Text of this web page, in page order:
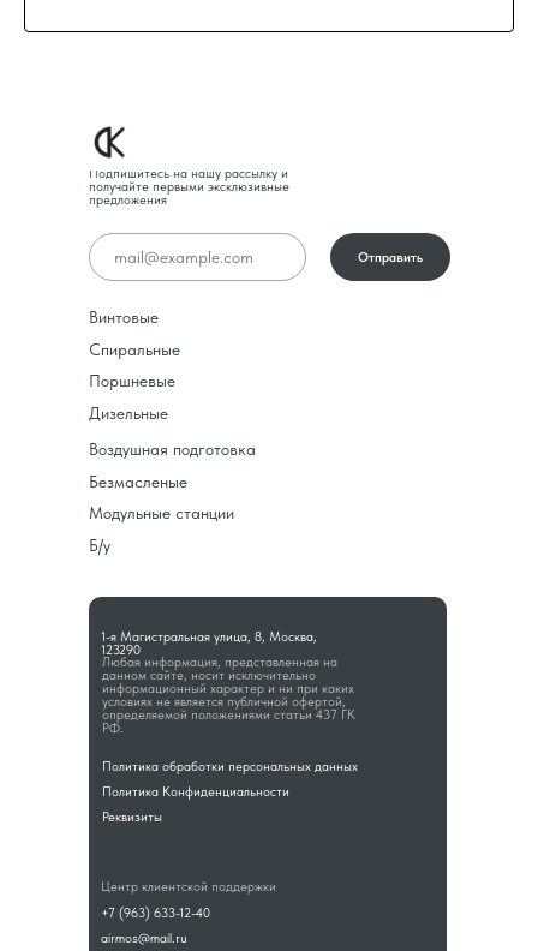
Любая информация, представленная на
данном сайте, носит исключительно
информационный характер и ни при каких
условиях не является публичной офертой,
определяемой положениями статьи 437 ГК
РФ.
1-я Магистральная улица, 8, Москва,
123290
Подпишитесь на нашу рассылку и
получайте первыми эксклюзивные
предложения
Винтовые
Спиральные
Поршневые
Дизельные
Воздушная подготовка
Безмасленые
Модульные станции
Б/у
Политика обработки персональных данных
Политика Конфиденциальности
Реквизиты
Центр клиентской поддержки
+7 (963) 633-12-40
airmos@mail.ru
Отправить